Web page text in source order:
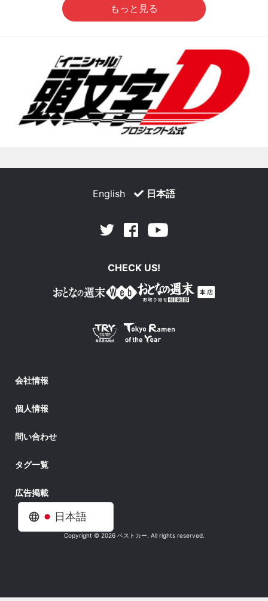
日本語
もっと見る
English 日本語
Twitter Facebook
CHECK US!
会社情報
個人情報
問い合わせ
タグ一覧
広告掲載
Copyright © 2026 ベストカー. All rights reserved.